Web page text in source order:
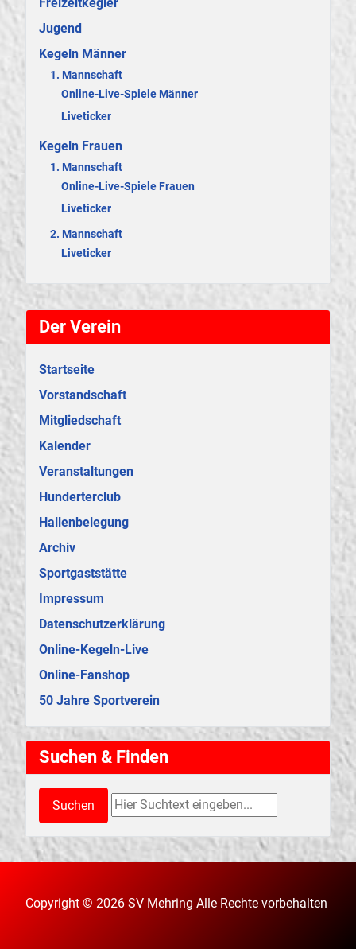
Der Verein
Startseite
Vorstandschaft
Mitgliedschaft
Kalender
Veranstaltungen
Hunderterclub
Hallenbelegung
Archiv
Sportgaststätte
Impressum
Datenschutzerklärung
Online-Kegeln-Live
Online-Fanshop
50 Jahre Sportverein
Suchen & Finden
Suchen
Suchen & Finden
Jugend
Kegeln Männer
1. Mannschaft
Online-Live-Spiele Männer
Liveticker
Kegeln Frauen
1. Mannschaft
Online-Live-Spiele Frauen
Liveticker
2. Mannschaft
Liveticker
Copyright © 2026 SV Mehring Alle Rechte vorbehalten